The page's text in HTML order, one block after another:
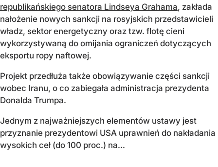
republikańskiego senatora Lindseya Grahama, zakłada
nałożenie nowych sankcji na rosyjskich przedstawicieli
władz, sektor energetyczny oraz tzw. flotę cieni
wykorzystywaną do omijania ograniczeń dotyczących
eksportu ropy naftowej.
Projekt przedłuża także obowiązywanie części sankcji
wobec Iranu, o co zabiegała administracja prezydenta
Donalda Trumpa.
Jednym z najważniejszych elementów ustawy jest
przyznanie prezydentowi USA uprawnień do nakładania
wysokich ceł (do 100 proc.) na...